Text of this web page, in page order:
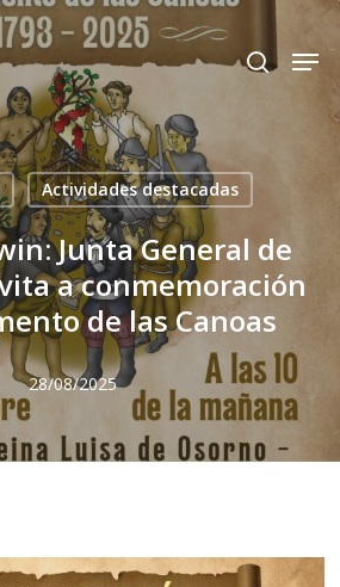
search
Actividades destacadas
Junta General de
a conmemoración
de las Canoas
28/08/2025
Close
Menu